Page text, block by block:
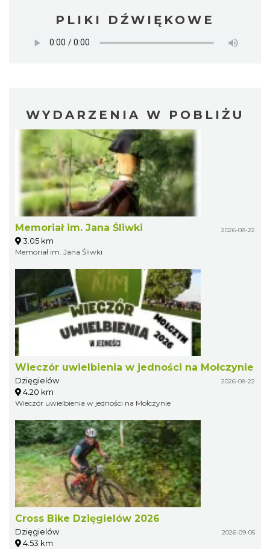
PLIKI DŹWIĘKOWE
WYDARZENIA W POBLIŻU
Memoriał im. Jana Śliwki 2026-08-22
3.05 km
Memoriał im. Jana Śliwki
Wieczór uwielbienia w jedności na Mołczynie
Dzięgielów 2026-08-22
4.20 km
Wieczór uwielbienia w jedności na Mołczynie
Cross Bike Dzięgielów 2026
Dzięgielów 2026-09-05
4.53 km